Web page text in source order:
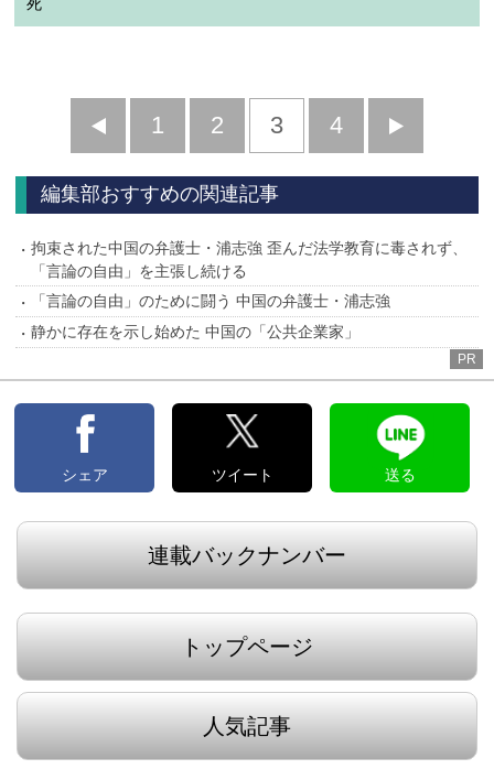
前
へ
1 2 3 4
へ
編集部おすすめの関連記事
拘束された中国の弁護士・浦志強 歪んだ法学教育に毒されず、
「言論の自由」を主張し続ける
「言論の自由」のために闘う 中国の弁護士・浦志強
静かに存在を示し始めた 中国の「公共企業家」
PR
シェア ツイート 送る
連載バックナンバー
トップページ
人気記事